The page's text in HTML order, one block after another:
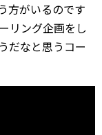
方がいるのです
リング企画をし
だなと思うコー